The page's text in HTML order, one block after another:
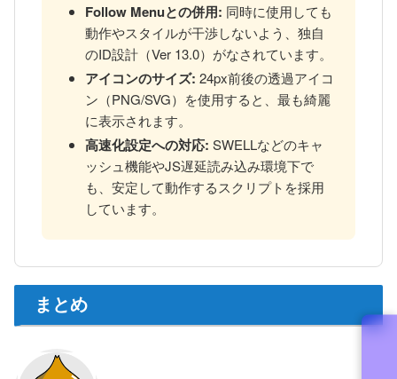
Follow Menuとの併用: 同時に使用しても
動作やスタイルが干渉しないよう、独自
のID設計（Ver 13.0）がなされています。
アイコンのサイズ: 24px前後の透過アイコ
ン（PNG/SVG）を使用すると、最も綺麗
に表示されます。
高速化設定への対応: SWELLなどのキャ
ッシュ機能やJS遅延読み込み環境下で
も、安定して動作するスクリプトを採用
しています。
まとめ